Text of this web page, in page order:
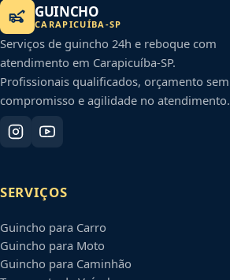
GUINCHO
CARAPICUÍBA -SP
Serviços de guincho 24h e reboque com
atendimento em Carapicuíba-SP.
Profissionais qualificados, orçamento sem
compromisso e agilidade no atendimento.
SERVIÇOS
Guincho para Carro
Guincho para Moto
Guincho para Caminhão